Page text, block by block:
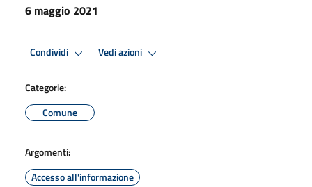
6 maggio 2021
Condividi Vedi azioni
Categorie:
Comune
Argomenti:
Accesso all'informazione